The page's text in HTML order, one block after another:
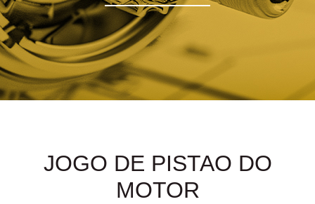
JOGO DE PISTAO DO
MOTOR